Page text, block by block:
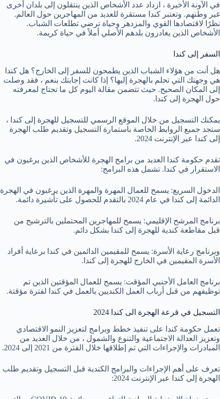
في الآونة الأخيرة ، ازداد عدد الأشخاص الذين ينتقلون إلى بلدان أخرى
غير وطنهم. وتعتبر كندا مستقرة للعديد من المهاجرين حول العالم.
نظرًا لاقتصادها القوي والمزدهر وحياة ترضي تطلعات الشباب.
الأشخاص الذين يغادرون بلدهم الأصلي أملاً في حياة كريمة.
السفر إلى كندا
هل أنت من هؤلاء الشباب الذين يطمحون للسفر إلى الخارج؟ هل كندا
هي وجهتك التي تحلم بالهجرة إليها؟ إذا كانت إجابتك بنعم ، فقد وصلت
إلى المكان الصحيح. حيث تتضمن مقالة اليوم كل ما تحتاج لمعرفته
حول الهجرة إلى كندا.
يمكنك التسجيل من خلال الموقع الرسمي للتسجيل للهجرة إلى كندا ،
ستجد جميع الروابط الخاصة باستمارة التسجيل وتقديم طلب الهجرة
إلى كندا عبر الإنترنت 2024.
تقدم حكومة كندا العديد من برامج الهجرة للأشخاص الذين يرغبون في
الاستقرار في كندا. تشمل هذه البرامج:
الدخول السريع: يسمح للعمال المهرة والمهرة الذين يرغبون في الهجرة
الدائمة إلى كندا في عام 2024 بالتقدم للحصول على تأشيرة دائمة.
برنامج المرشح الإقليمي: يسمح للمهاجرين المحتملين بالترشيح من
قبل مقاطعة كندية للهجرة إلى كندا بشكل دائم.
وبرنامج رعاية الأسرة: يسمح للمقيمين الدائمين في كندا برعاية أفراد
الأسرة المقيمين في الخارج للهجرة إلى كندا.
برنامج العامل الأجنبي المؤقت: يسمح للعمال المؤقتين الذين تم
توظيفهم من قبل أرباب العمل الكنديين بالعمل في كندا لفترة مؤقتة.
التسجيل في قرعة الهجرة الى كندا 2024
تعمل حكومة كندا على تنفيذ خطط وبرامج لتعزيز النمو الاقتصادي
وتعزيز العدالة الاجتماعية والتنوع والشمول ، من خلال العديد من
المبادرات والإجراءات التي تم إطلاقها خلال الفترة من 2021 إلى 2024.
تعرف على أهم الإجراءات والبرامج الكندية قبل التسجيل وتقديم طلب
الهجرة إلى كندا عبر الإنترنت 2024: